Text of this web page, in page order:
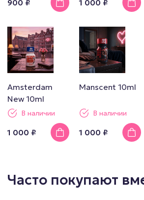
900 ₽ 1 000 ₽
Amsterdam
New 10ml
В наличии
1 000 ₽
Manscent 10ml
В наличии
1 000 ₽
Часто покупают